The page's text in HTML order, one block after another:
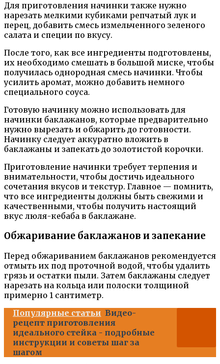
Для приготовления начинки также нужно
нарезать мелкими кубиками репчатый лук и
перец, добавить смесь измельченного зеленого
салата и специи по вкусу.
После того, как все ингредиенты подготовлены,
их необходимо смешать в большой миске, чтобы
получилась однородная смесь начинки. Чтобы
усилить аромат, можно добавить немного
специального соуса.
Готовую начинку можно использовать для
начинки баклажанов, которые предварительно
нужно вырезать и обжарить до готовности.
Начинку следует аккуратно вложить в
баклажаны и запекать до золотистой корочки.
Приготовление начинки требует терпения и
внимательности, чтобы достичь идеального
сочетания вкусов и текстур. Главное — помнить,
что все ингредиенты должны быть свежими и
качественными, чтобы получить настоящий
вкус люля-кебаба в баклажане.
Обжаривание баклажанов и запекание
Перед обжариванием баклажанов рекомендуется
отмыть их под проточной водой, чтобы удалить
грязь и остатки пыли. Затем баклажаны следует
нарезать на кольца или полоски толщиной
примерно 1 сантиметр.
Популярные статьи Видео-
рецепт приготовления
идеального стейка - подробные
инструкции и советы шаг за
шагом